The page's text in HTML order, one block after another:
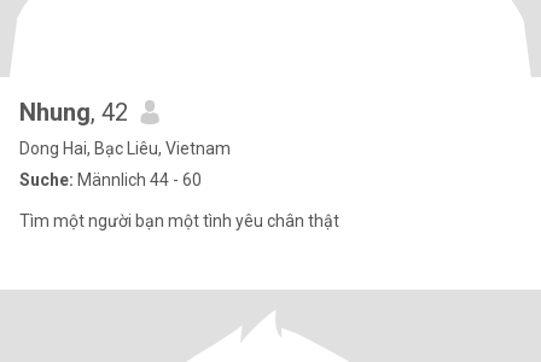
Nhung, 42
Dong Hai, Bạc Liêu, Vietnam
Suche: Männlich 44 - 60
Tìm một người bạn một tình yêu chân thật